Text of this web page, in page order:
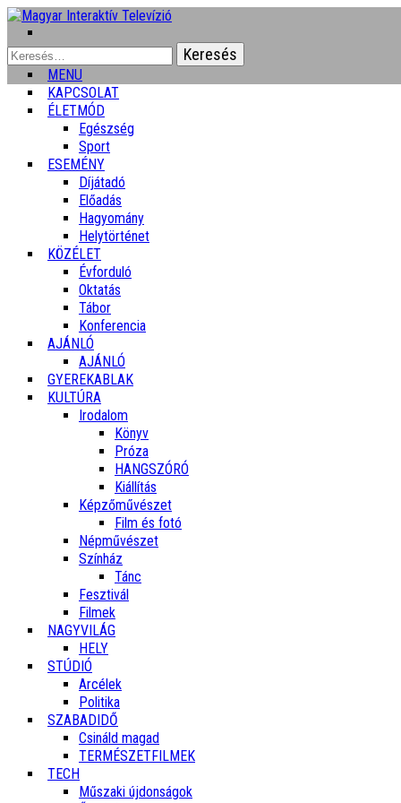
Keresés:
MENU
KAPCSOLAT
ÉLETMÓD
Egészség
Sport
ESEMÉNY
Díjátadó
Előadás
Hagyomány
Helytörténet
KÖZÉLET
Évforduló
Oktatás
Tábor
Konferencia
AJÁNLÓ
AJÁNLÓ
GYEREKABLAK
KULTÚRA
Irodalom
Könyv
Próza
HANGSZÓRÓ
Kiállítás
Képzőművészet
Film és fotó
Népművészet
Színház
Tánc
Fesztivál
Filmek
NAGYVILÁG
HELY
STÚDIÓ
Arcélek
Politika
SZABADIDŐ
Csináld magad
TERMÉSZETFILMEK
TECH
Műszaki újdonságok